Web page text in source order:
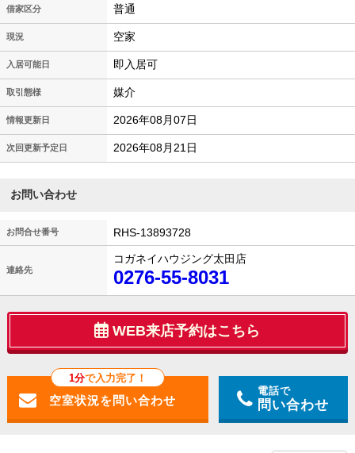
借家区分 普通
現況 空家
入居可能日 即入居可
取引態様 媒介
情報更新日 2026年08月07日
次回更新予定日 2026年08月21日
お問い合わせ
お問合せ番号 RHS-13893728
連絡先
コガネイハウジング太田店
0276-55-8031
WEB来店予約はこちら
1分で入力完了！
電話で
問い合わせ